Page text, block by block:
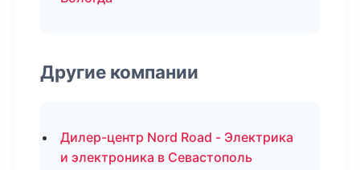
Другие компании
Дилер-центр Nord Road - Электрика
и электроника в Севастополь